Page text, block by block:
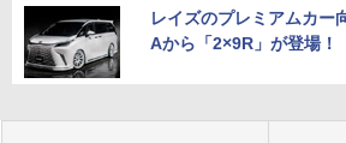
レイズのプレミアムカー
Aから「2×9R」が登場！